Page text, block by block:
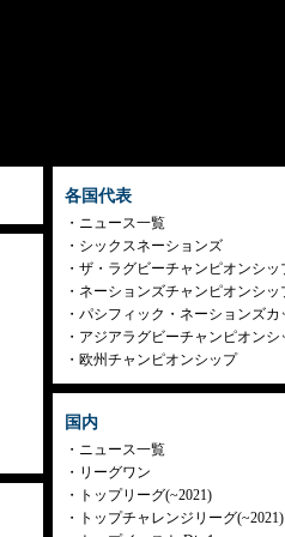
各国代表
ニュース一覧
シックスネーションズ
ザ・ラグビーチャンピオンシッ
ネーションズチャンピオンシッ
パシフィック・ネーションズカ
アジアラグビーチャンピオンシ
欧州チャンピオンシップ
国内
ニュース一覧
リーグワン
トップリーグ(~2021)
トップチャレンジリーグ(~2021)